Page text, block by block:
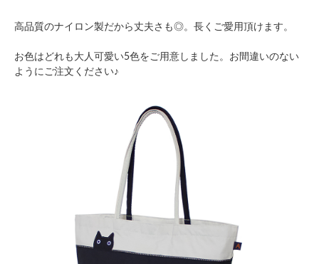
高品質のナイロン製だから丈夫さも◎。長くご愛用頂けます。
お色はどれも大人可愛い5色をご用意しました。お間違いのない
ようにご注文ください♪